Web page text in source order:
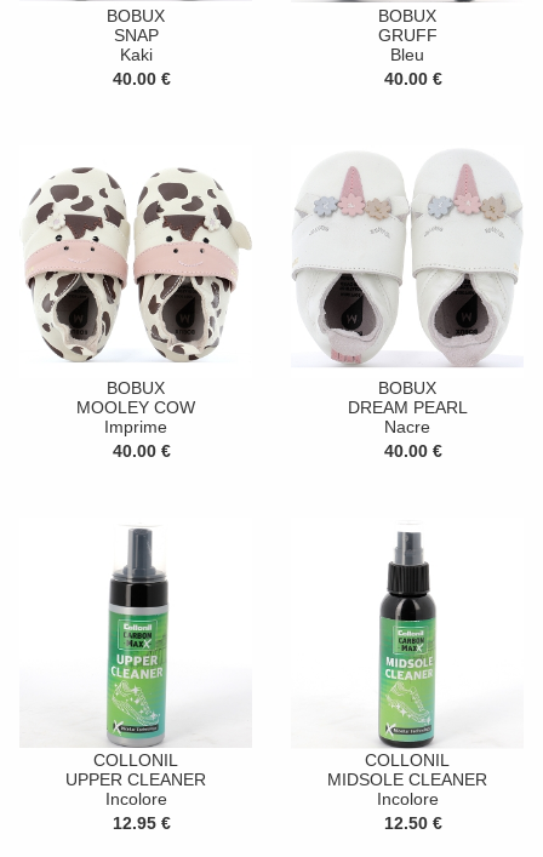
BOBUX
SNAP
Kaki
40.00 €
BOBUX
GRUFF
Bleu
40.00 €
BOBUX
MOOLEY COW
Imprime
40.00 €
BOBUX
DREAM PEARL
Nacre
40.00 €
COLLONIL
UPPER CLEANER
Incolore
12.95 €
COLLONIL
MIDSOLE CLEANER
Incolore
12.50 €